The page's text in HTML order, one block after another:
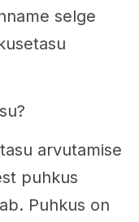
selge
arvutamise
puhkus
Puhkus on